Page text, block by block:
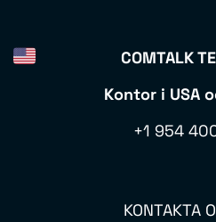
COMTALK
Kontor i USA
+1 954
KONTAKTA